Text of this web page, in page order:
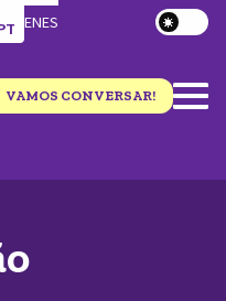
ENES
VAMOS CONVERSAR!